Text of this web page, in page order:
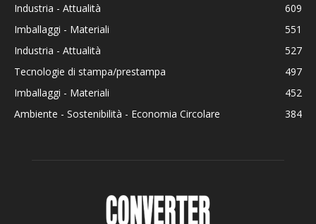
Industria - Attualità
609
Imballaggi - Materiali
551
Industria - Attualità
527
Tecnologie di stampa/prestampa
497
Imballaggi - Materiali
452
Ambiente - Sostenibilità - Economia Circolare
384